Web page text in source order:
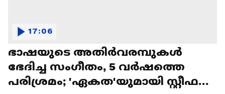
ഭാഷയുടെ അതിർവരമ്പുകൾ
ഭേദിച്ച സംഗീതം, 5 വർഷത്തെ
പരിശ്രമം; 'ഏകത'യുമായി സ്റ്റീഫൻ
17:06